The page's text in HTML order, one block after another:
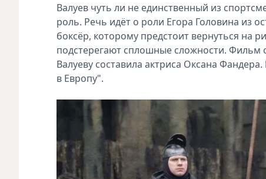
Валуев чуть ли не единственный из
роль. Речь идёт о роли Егора Головина из
боксёр, которому предстоит вернуться на
подстерегают сплошные сложности.
Валуеву составила актриса Оксана
в Европу".